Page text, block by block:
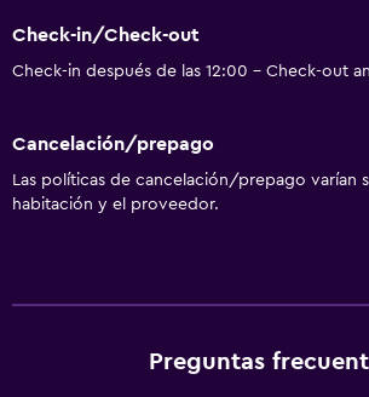
Check-in/Check-out
Check-in después de las 12:00 - Check-out
Cancelación/prepago
Las políticas de cancelación/prepago varían
habitación y el proveedor.
Preguntas